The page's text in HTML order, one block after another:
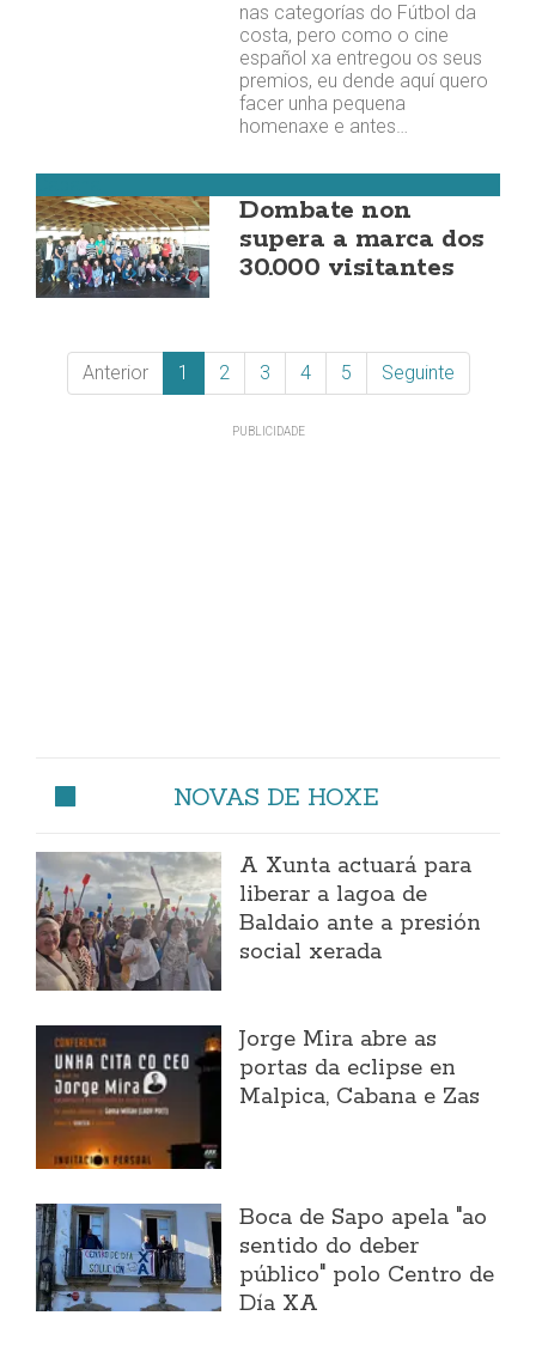
nas categorías do Fútbol da
costa, pero como o cine
español xa entregou os seus
premios, eu dende aquí quero
facer unha pequena
homenaxe e antes…
Dombate non
supera a marca dos
30.000 visitantes
Anterior 1 2 3 4 5 Seguinte
NOVAS DE HOXE
A Xunta actuará para
liberar a lagoa de
Baldaio ante a presión
social xerada
Jorge Mira abre as
portas da eclipse en
Malpica, Cabana e Zas
Boca de Sapo apela "ao
sentido do deber
público" polo Centro de
Día XA